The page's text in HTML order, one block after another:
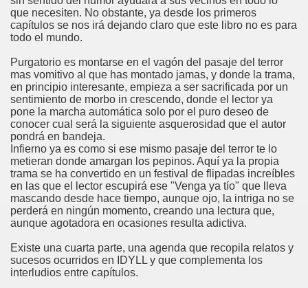
que necesiten. No obstante, ya desde los primeros
capítulos se nos irá dejando claro que este libro no es para
todo el mundo.
Purgatorio es montarse en el vagón del pasaje del terror
mas vomitivo al que has montado jamas, y donde la trama,
en principio interesante, empieza a ser sacrificada por un
sentimiento de morbo in crescendo, donde el lector ya
pone la marcha automática solo por el puro deseo de
conocer cual será la siguiente asquerosidad que el autor
pondrá en bandeja.
Infierno ya es como si ese mismo pasaje del terror te lo
metieran donde amargan los pepinos. Aquí ya la propia
trama se ha convertido en un festival de flipadas increíbles
en las que el lector escupirá ese "Venga ya tío" que lleva
mascando desde hace tiempo, aunque ojo, la intriga no se
perderá en ningún momento, creando una lectura que,
aunque agotadora en ocasiones resulta adictiva.
Existe una cuarta parte, una agenda que recopila relatos y
sucesos ocurridos en IDYLL y que complementa los
interludios entre capítulos.